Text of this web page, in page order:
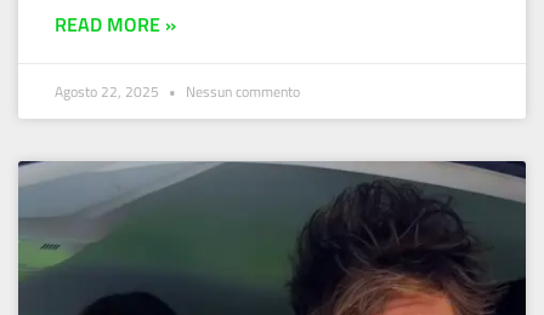
READ MORE »
Agosto 22, 2025 Nessun commento